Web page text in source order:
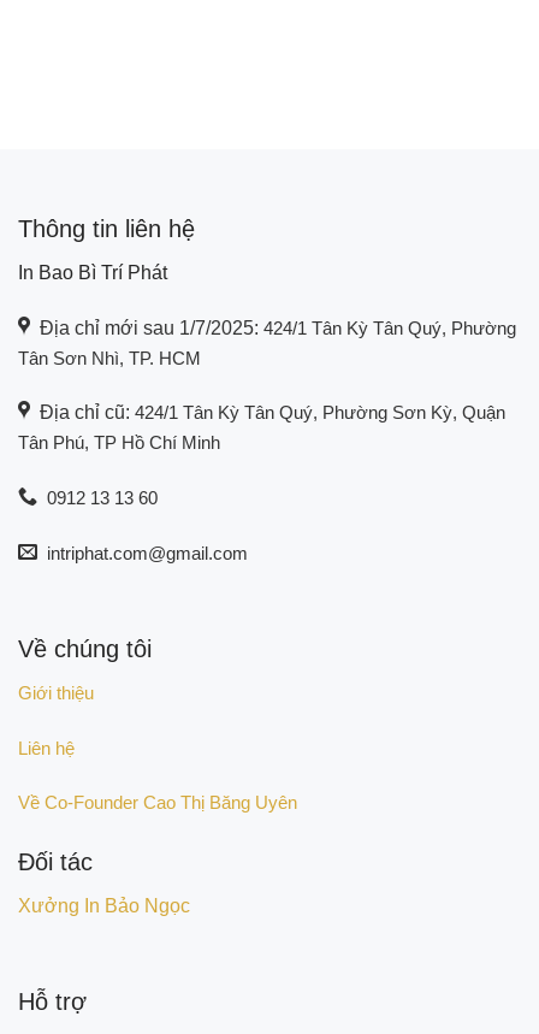
Thông tin liên hệ
In Bao Bì Trí Phát
Địa chỉ mới sau 1/7/2025: 424/1 Tân Kỳ Tân Quý, Phường
Tân Sơn Nhì, TP. HCM
Địa chỉ cũ: 424/1 Tân Kỳ Tân Quý, Phường Sơn Kỳ, Quận
Tân Phú, TP Hồ Chí Minh
0912 13 13 60
intriphat.com@gmail.com
Về chúng tôi
Giới thiệu
Liên hệ
Về Co-Founder Cao Thị Băng Uyên
Đối tác
Xưởng In Bảo Ngọc
Hỗ trợ